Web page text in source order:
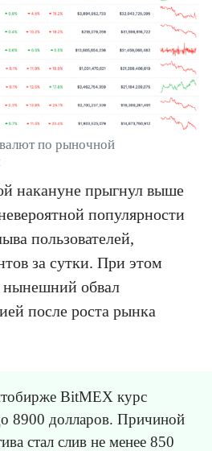
по рыночной
накануне прыгнул выше
популярности
пользователей,
за сутки. При этом
нынешний обвал
после роста рынка
BitMEX курс
8900 долларов. Причиной
стал слив не менее 850